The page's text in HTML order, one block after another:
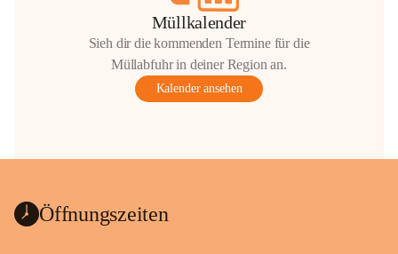
Müllkalender
Sieh dir die kommenden Termine für die
Müllabfuhr in deiner Region an.
Kalender ansehen
Öffnungszeiten